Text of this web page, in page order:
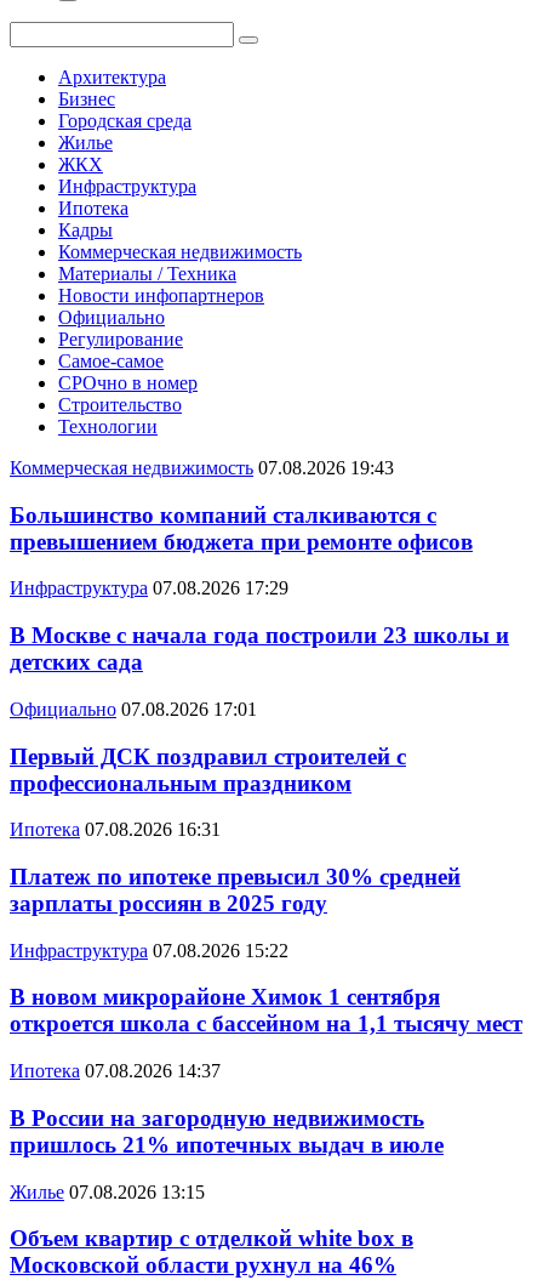
Архитектура
Бизнес
Городская среда
Жилье
ЖКХ
Инфраструктура
Ипотека
Кадры
Коммерческая недвижимость
Материалы / Техника
Новости инфопартнеров
Официально
Регулирование
Самое-самое
СРОчно в номер
Строительство
Технологии
Коммерческая недвижимость 07.08.2026 19:43
Большинство компаний сталкиваются с
превышением бюджета при ремонте офисов
Инфраструктура 07.08.2026 17:29
В Москве с начала года построили 23 школы и
детских сада
Официально 07.08.2026 17:01
Первый ДСК поздравил строителей с
профессиональным праздником
Ипотека 07.08.2026 16:31
Платеж по ипотеке превысил 30% средней
зарплаты россиян в 2025 году
Инфраструктура 07.08.2026 15:22
В новом микрорайоне Химок 1 сентября
откроется школа с бассейном на 1,1 тысячу мест
Ипотека 07.08.2026 14:37
В России на загородную недвижимость
пришлось 21% ипотечных выдач в июле
Жилье 07.08.2026 13:15
Объем квартир с отделкой white box в
Московской области рухнул на 46%